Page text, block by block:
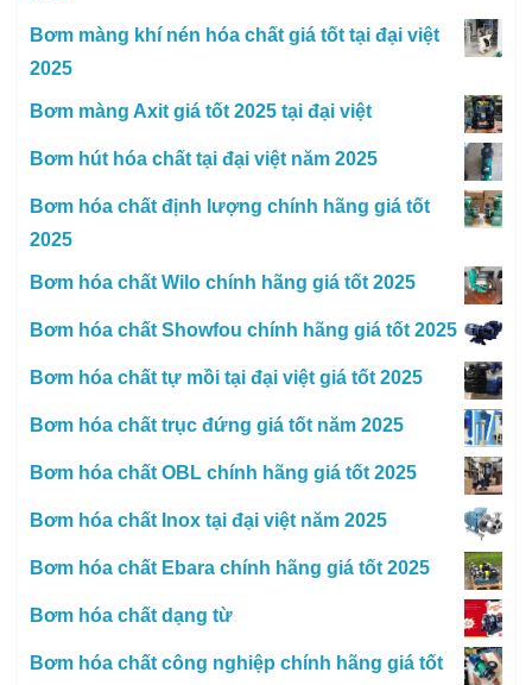
Bơm màng khí nén hóa chất giá tốt tại đại việt
2025
Bơm màng Axit giá tốt 2025 tại đại việt
Bơm hút hóa chất tại đại việt năm 2025
Bơm hóa chất định lượng chính hãng giá tốt
2025
Bơm hóa chất Wilo chính hãng giá tốt 2025
Bơm hóa chất Showfou chính hãng giá tốt 2025
Bơm hóa chất tự mồi tại đại việt giá tốt 2025
Bơm hóa chất trục đứng giá tốt năm 2025
Bơm hóa chất OBL chính hãng giá tốt 2025
Bơm hóa chất Inox tại đại việt năm 2025
Bơm hóa chất Ebara chính hãng giá tốt 2025
Bơm hóa chất dạng từ
Bơm hóa chất công nghiệp chính hãng giá tốt